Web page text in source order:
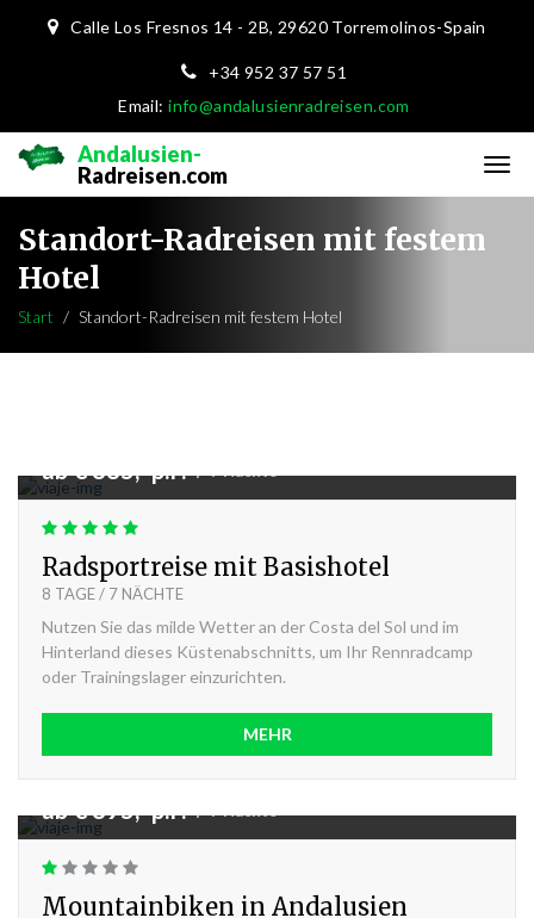
Calle Los Fresnos 14 - 2B, 29620 Torremolinos-Spain
+34 952 37 57 51
Email:info@andalusienradreisen.com
Andalusien-
Radreisen.com
Standort-Radreisen mit festem
Hotel
Start Standort-Radreisen mit festem Hotel
ab € 885,- p.P.
Radsportreise mit Basishotel
8 TAGE / 7 NÄCHTE
Nutzen Sie das milde Wetter an der Costa del Sol und im
Hinterland dieses Küstenabschnitts, um Ihr Rennradcamp
oder Trainingslager einzurichten.
MEHR
ab € 895,- p.P.
Mountainbiken in Andalusien